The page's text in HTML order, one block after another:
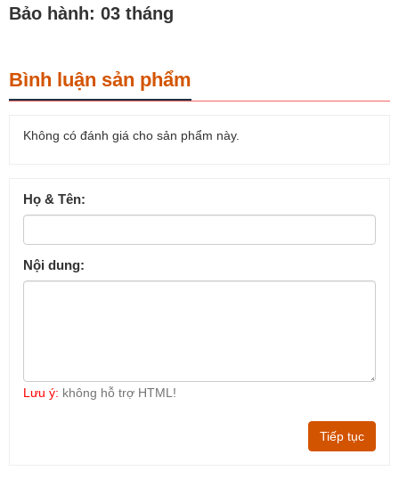
Bảo hành: 03 tháng
Bình luận sản phẩm
Không có đánh giá cho sản phẩm này.
Họ & Tên:
Nội dung:
Lưu ý: không hỗ trợ HTML!
Tiếp tục